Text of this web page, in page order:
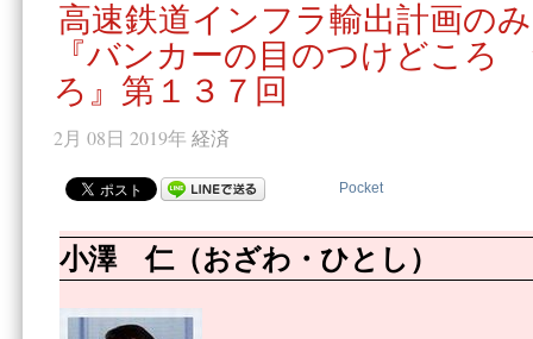
高速鉄道インフラ輸出計画の
『バンカーの目のつけどころ
ろ』第１３７回
2月 08日 2019年 経済
Pocket
小澤 仁（おざわ・ひとし）